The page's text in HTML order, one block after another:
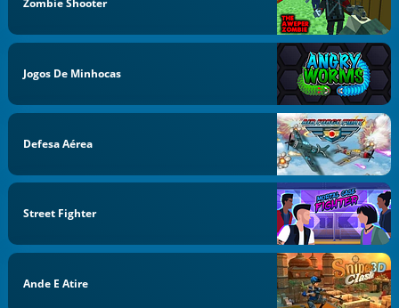
Zombie Shooter
Jogos De Minhocas
Defesa Aérea
Street Fighter
Ande E Atire